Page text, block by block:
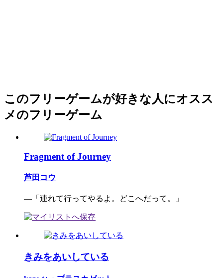
このフリーゲームが好きな人にオスス
メのフリーゲーム
Fragment of Journey
芦田コウ
―「連れて行ってやるよ。どこへだって。」
きみをあいしている